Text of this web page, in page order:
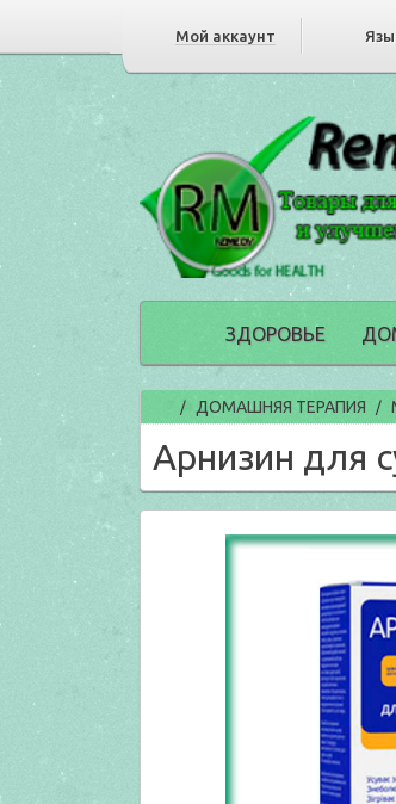
Мой аккаунт
ЗДОРОВЬЕ
Главная
/ ДОМАШНЯЯ ТЕРАПИЯ /
Арнизин для